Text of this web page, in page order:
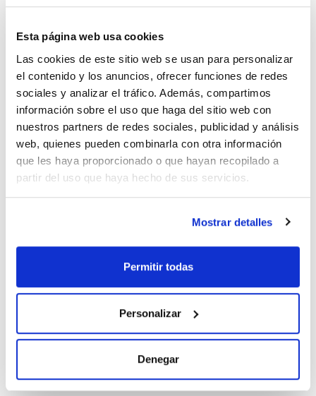
Esta página web usa cookies
Las cookies de este sitio web se usan para personalizar
el contenido y los anuncios, ofrecer funciones de redes
sociales y analizar el tráfico. Además, compartimos
información sobre el uso que haga del sitio web con
nuestros partners de redes sociales, publicidad y análisis
web, quienes pueden combinarla con otra información
que les haya proporcionado o que hayan recopilado a
partir del uso que haya hecho de sus servicios.
Mostrar detalles
Permitir todas
Personalizar
Denegar
Capacidad
x 1 kg
Envase
de plástico